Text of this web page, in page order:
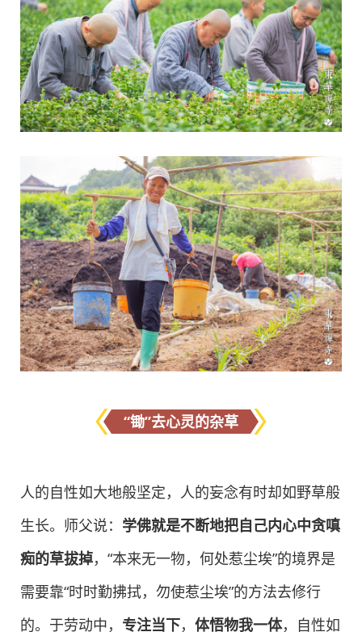
“锄”去心灵的杂草
人的自性如大地般坚定，人的妄念有时却如野草般
生长。师父说： 学佛就是不断地把自己内心中贪嗔
痴的草拔掉，“本来无一物，何处惹尘埃”的境界是
需要靠“时时勤拂拭，勿使惹尘埃”的方法去修行
的。于劳动中， 专注当下， 体悟物我一体，自性如